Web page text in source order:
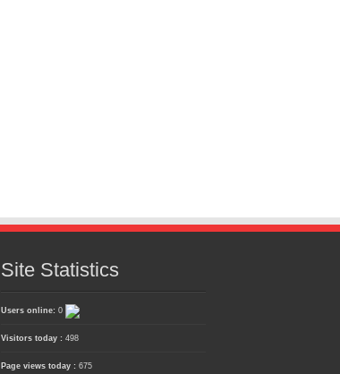
Site Statistics
Users online: 0
Visitors today : 498
Page views today : 675